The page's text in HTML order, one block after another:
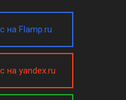
на Flamp.ru
на yandex.ru